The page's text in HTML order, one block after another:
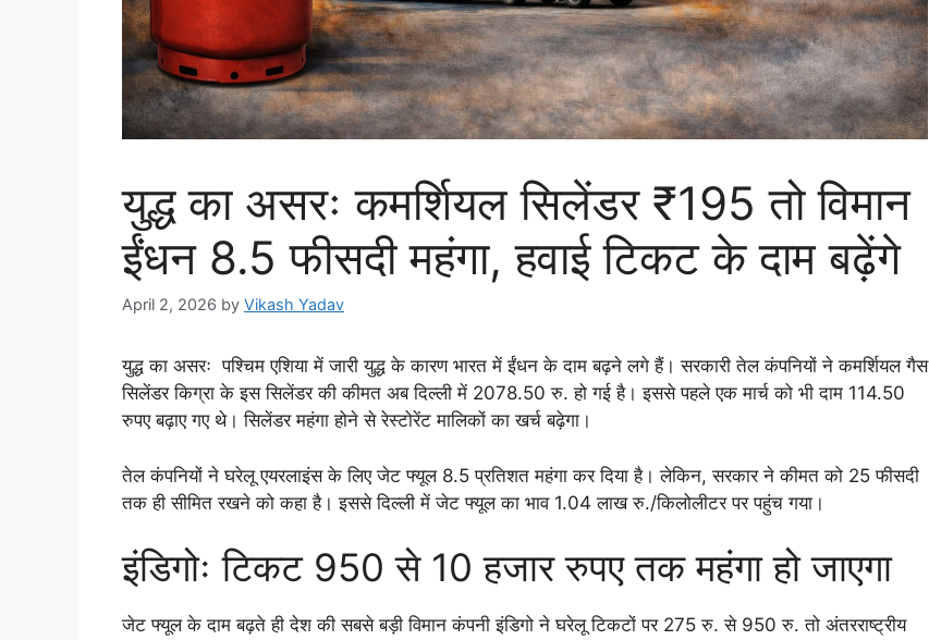
युद्ध का असरः कमर्शियल सिलेंडर ₹195 तो विमान
ईंधन 8.5 फीसदी महंगा, हवाई टिकट के दाम बढ़ेंगे
April 2, 2026 by Vikash Yadav
युद्ध का असरः पश्चिम एशिया में जारी युद्ध के कारण भारत में ईंधन के दाम बढ़ने लगे हैं। सरकारी तेल कंपनियों ने कमर्शियल गैस
सिलेंडर किग्रा के इस सिलेंडर की कीमत अब दिल्ली में 2078.50 रु. हो गई है। इससे पहले एक मार्च को भी दाम 114.50
रुपए बढ़ाए गए थे। सिलेंडर महंगा होने से रेस्टोरेंट मालिकों का खर्च बढ़ेगा।
तेल कंपनियों ने घरेलू एयरलाइंस के लिए जेट फ्यूल 8.5 प्रतिशत महंगा कर दिया है। लेकिन, सरकार ने कीमत को 25 फीसदी
तक ही सीमित रखने को कहा है। इससे दिल्ली में जेट फ्यूल का भाव 1.04 लाख रु./किलोलीटर पर पहुंच गया।
इंडिगोः टिकट 950 से 10 हजार रुपए तक महंगा हो जाएगा
जेट फ्यूल के दाम बढ़ते ही देश की सबसे बड़ी विमान कंपनी इंडिगो ने घरेलू टिकटों पर 275 रु. से 950 रु. तो अंतरराष्ट्रीय